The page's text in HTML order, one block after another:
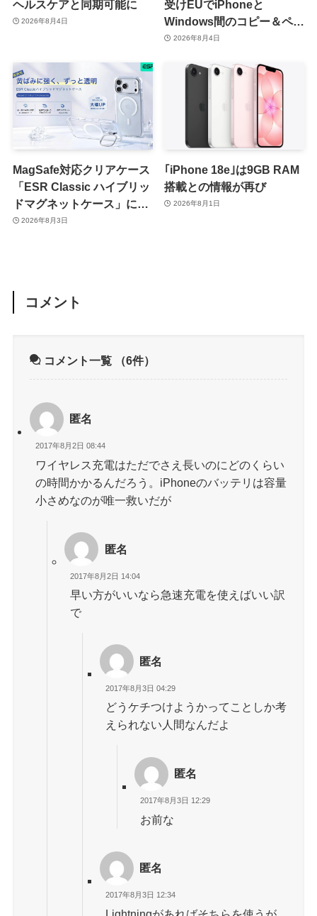
ヘルスケアと同期可能に
2026年8月4日
受けEUでiPhoneと
Windows間のコピー＆ペー
スト機能を提供へ
2026年8月4日
MagSafe対応クリアケース
「ESR Classic ハイブリッ
ドマグネットケース」に黄
ばみへの耐久性を向上させ
2026年8月3日
｢iPhone 18e｣は9GB RAM
搭載との情報が再び
2026年8月1日
コメント
コメント一覧 （6件）
匿名
2017年8月2日 08:44
ワイヤレス充電はただでさえ長いのにどのくらい
の時間かかるんだろう。iPhoneのバッテリは容量
小さめなのが唯一救いだが
匿名
2017年8月2日 14:04
早い方がいいなら急速充電を使えばいい訳
で
匿名
2017年8月3日 04:29
どうケチつけようかってことしか考
えられない人間なんだよ
匿名
2017年8月3日 12:29
お前な
匿名
2017年8月3日 12:34